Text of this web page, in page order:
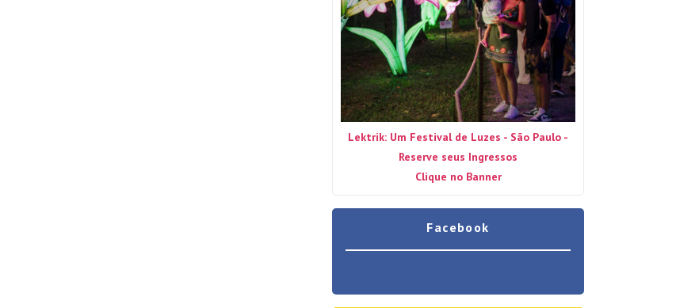
Lektrik: Um Festival de Luzes - São Paulo -
Reserve seus Ingressos
Clique no Banner
Facebook